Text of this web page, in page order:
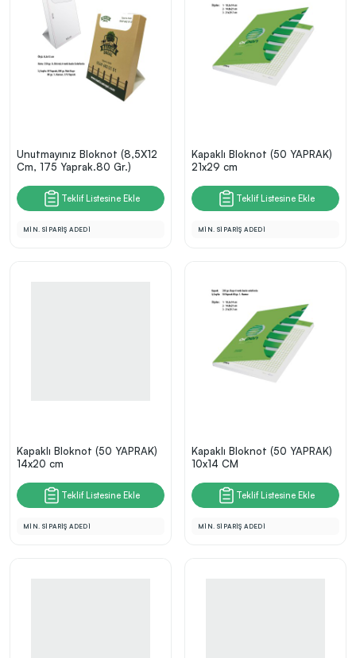
Unutmayınız Bloknot (8,5X12
Cm, 175 Yaprak.80 Gr.)
Teklif Listesine Ekle
MİN. SİPARİŞ ADEDİ
Kapaklı Bloknot (50 YAPRAK)
21x29 cm
Teklif Listesine Ekle
MİN. SİPARİŞ ADEDİ
Kapaklı Bloknot (50 YAPRAK)
14x20 cm
Teklif Listesine Ekle
MİN. SİPARİŞ ADEDİ
Kapaklı Bloknot (50 YAPRAK)
10x14 CM
Teklif Listesine Ekle
MİN. SİPARİŞ ADEDİ